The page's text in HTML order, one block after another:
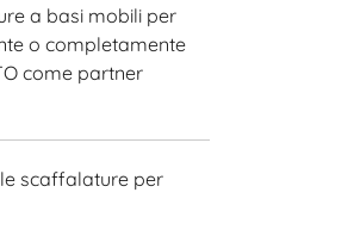
a basi mobili per
o completamente
come partner
scaffalature per